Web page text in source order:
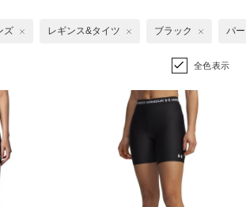
ズ レギンス&タイツ ブラック パ
全色表示